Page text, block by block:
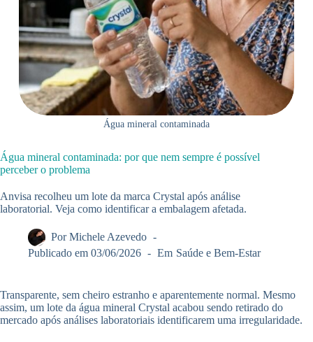
Água mineral contaminada
Água mineral contaminada: por que nem sempre é possível
perceber o problema
Anvisa recolheu um lote da marca Crystal após análise
laboratorial. Veja como identificar a embalagem afetada.
Por Michele Azevedo
Publicado em 03/06/2026 Em Saúde e Bem-Estar
Transparente, sem cheiro estranho e aparentemente normal. Mesmo
assim, um lote da água mineral Crystal acabou sendo retirado do
mercado após análises laboratoriais identificarem uma irregularidade.